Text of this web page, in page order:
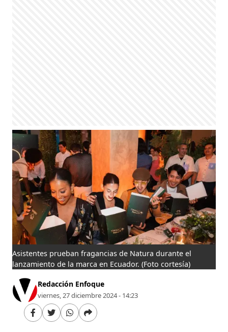
Asistentes prueban fragancias de Natura durante el
lanzamiento de la marca en Ecuador. (Foto cortesía)
Redacción Enfoque
viernes, 27 diciembre 2024 - 14:23